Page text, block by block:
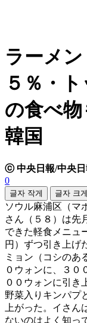
ラーメ
５％・
の食べ物
韓国
ⓒ 中央日報/中央日
0
글자 작게 글자 크게
ソウル麻浦区（マ
さん（５８）は先
できた軽食メニュ
円）ずつ引き上げ
ミョン（コシのあ
０ウォンに、３０
００ウォンに引き
野菜入りキンパプ
上がった。イさ
ないのはよく知っ